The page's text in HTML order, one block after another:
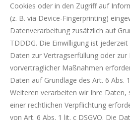
Cookies oder in den Zugriff auf
(z. B. via Device-Fingerprinting)
Datenverarbeitung zusätzlich auf
TDDDG. Die Einwilligung ist
Daten zur Vertragserfüllung oder zur
vorvertraglicher Maßnahmen
Daten auf Grundlage des Art. 6 Abs.
Weiteren verarbeiten wir Ihre Daten,
einer rechtlichen Verpflichtung
von Art. 6 Abs. 1 lit. c DSGVO. Die